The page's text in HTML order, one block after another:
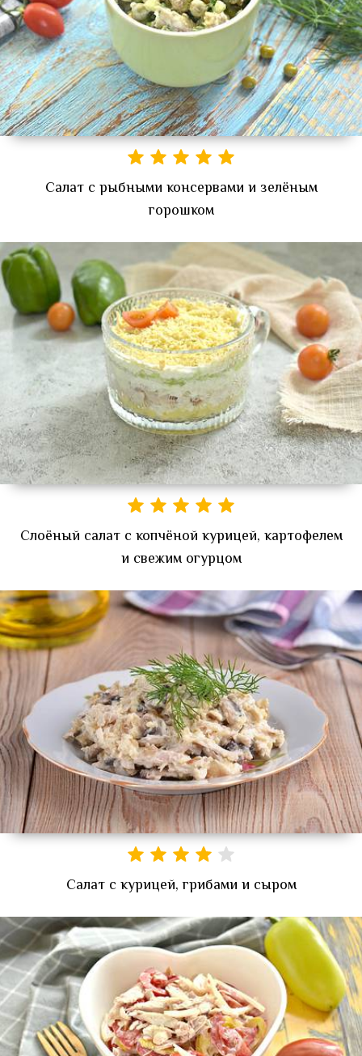
Салат с рыбными консервами и зелёным
горошком
Слоёный салат с копчёной курицей, картофелем
и свежим огурцом
Салат с курицей, грибами и сыром